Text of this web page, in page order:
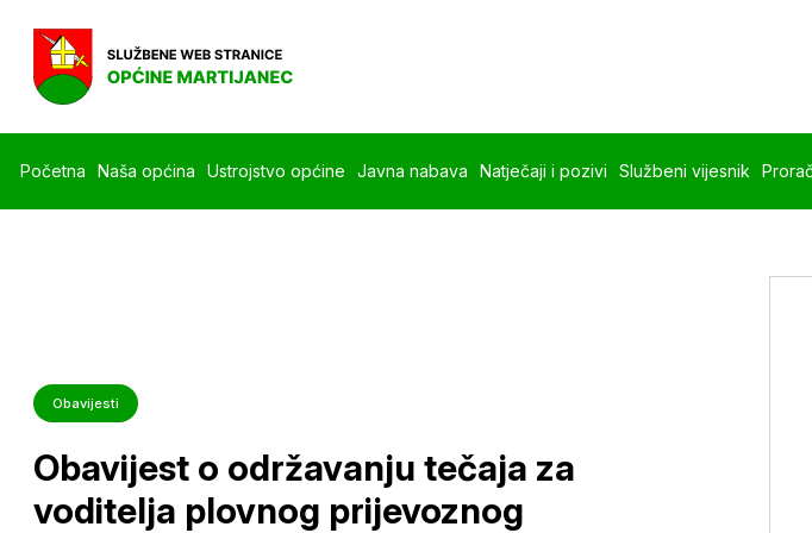
Početna Naša općina Ustrojstvo općine Javna nabava Natječaji i pozivi Službeni vijesnik
Obavijesti
Obavijest o održavanju tečaja za
voditelja plovnog prijevoznog